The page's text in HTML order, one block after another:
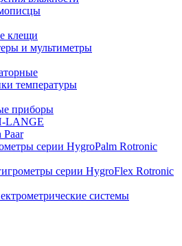
клещи
и мультиметры
температуры
приборы
LANGE
серии HygroPalm Rotronic
серии HygroFlex Rotronic
системы